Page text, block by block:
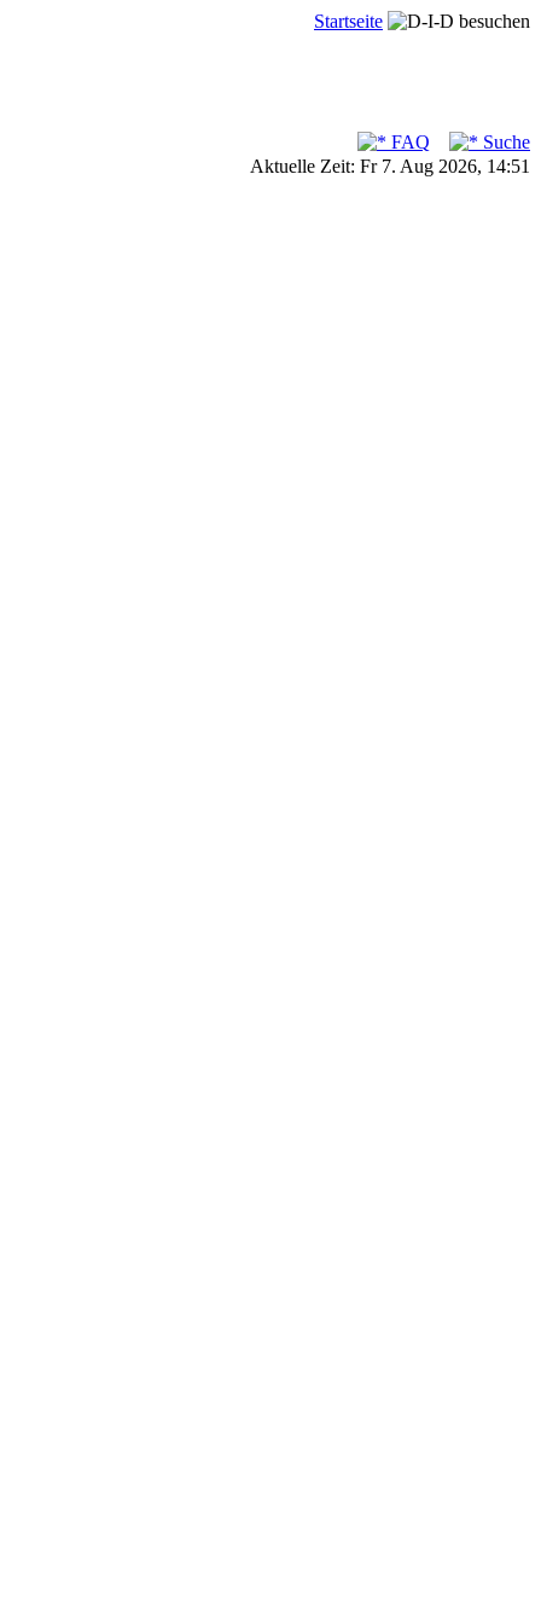
Startseite
FAQ
Suche
Aktuelle Zeit: Fr 7. Aug 2026, 14:51